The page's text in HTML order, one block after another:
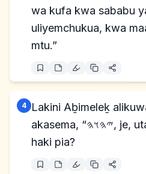
wa kufa kwa sababu
uliyemchukua, kwa
mtu.”
4
Lakini Aḇimeleḵ
akasema, “𐤉𐤄𐤅𐤄, je, utaangamiza taifa lenye
haki pia?